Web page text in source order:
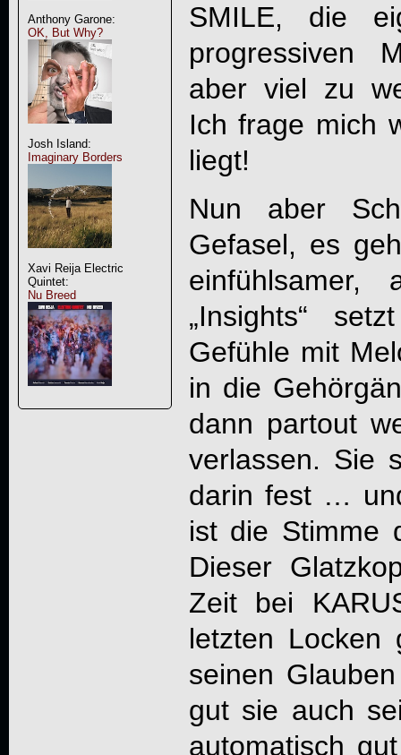
Anthony Garone:
OK, But Why?
Josh Island:
Imaginary Borders
Xavi Reija Electric
Quintet:
Nu Breed
SMILE, die
progressiven
aber viel zu
Ich frage mich
liegt!
Nun aber
Gefasel, es
einfühlsamer,
„Insights“
Gefühle mit
in die
dann partout
verlassen. Sie
darin fest …
ist die Stimme
Dieser
Zeit bei
letzten Locken
seinen
gut sie auch
automatisch